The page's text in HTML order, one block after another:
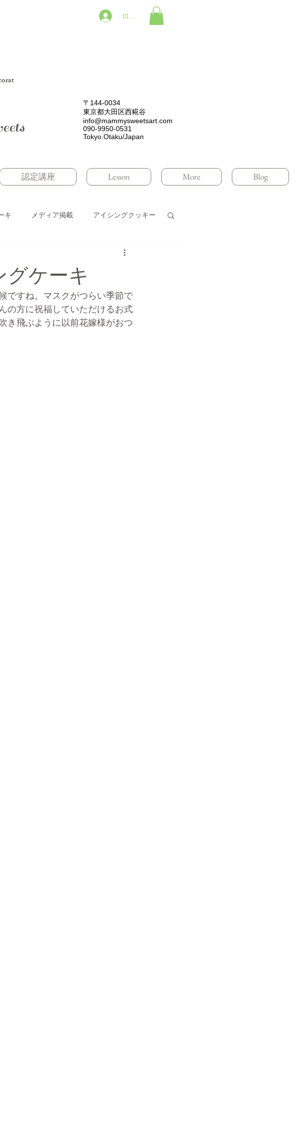
ログイン
〒144-0034
東京都大田区西糀谷
info@mammysweetsart.com
090-9950-0531
Tokyo.Otaku/Japan
認定講座 Lesson More Blog
キ メディア掲載 アイシングクッキー
キ 旅行 ショップ
グケーキ
ですね。マスクがつらい季節で
の方に祝福していただけるお式
き飛ぶように以前花嫁様がおつ